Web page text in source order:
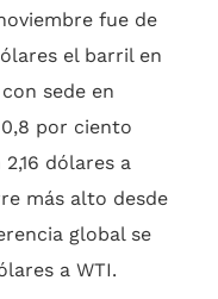
fue de
el barril en
sede en
por ciento
dólares a
más alto desde
global se
a WTI.